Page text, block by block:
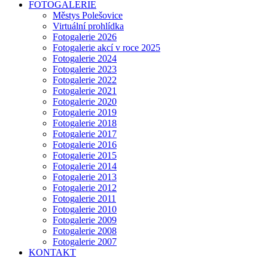
FOTOGALERIE
Městys Polešovice
Virtuální prohlídka
Fotogalerie 2026
Fotogalerie akcí v roce 2025
Fotogalerie 2024
Fotogalerie 2023
Fotogalerie 2022
Fotogalerie 2021
Fotogalerie 2020
Fotogalerie 2019
Fotogalerie 2018
Fotogalerie 2017
Fotogalerie 2016
Fotogalerie 2015
Fotogalerie 2014
Fotogalerie 2013
Fotogalerie 2012
Fotogalerie 2011
Fotogalerie 2010
Fotogalerie 2009
Fotogalerie 2008
Fotogalerie 2007
KONTAKT